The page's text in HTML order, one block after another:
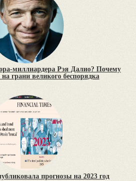
миллиардера Рэя Далио? Почему
грани великого беспорядка
прогнозы на 2023 год